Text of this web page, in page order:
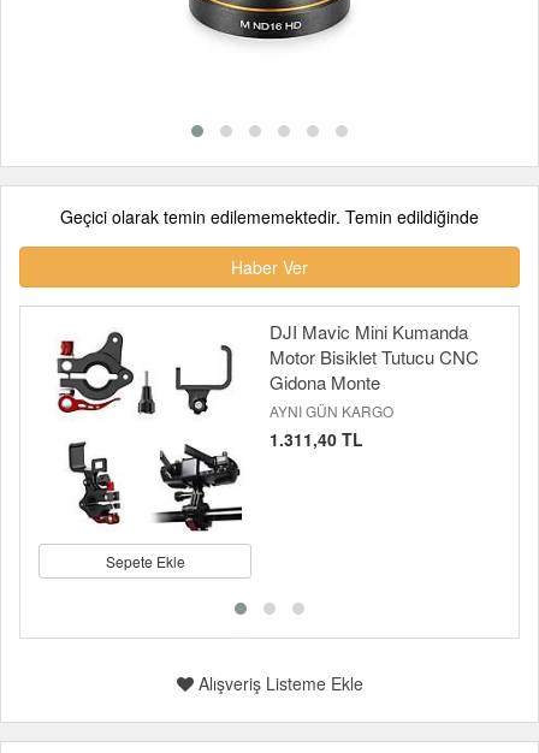
Geçici olarak temin edilememektedir. Temin edildiğinde
Haber Ver
Sepete Ekle
DJI Mavic Mini Kumanda
Motor Bisiklet Tutucu CNC
Gidona Monte
AYNI GÜN KARGO
1.311,40 TL
Alışveriş Listeme Ekle